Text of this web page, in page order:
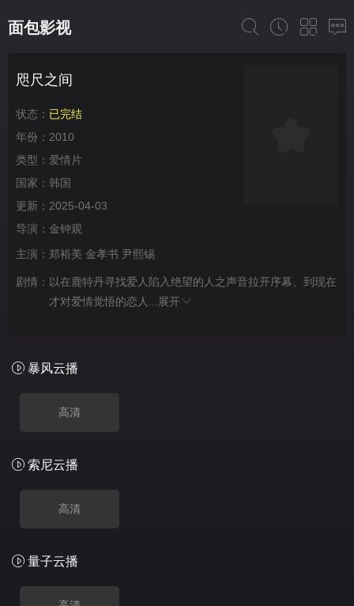
面包影视
咫尺之间
状态： 已完结
年份： 2010
类型： 爱情片
国家： 韩国
更新： 2025-04-03
导演： 金钟观
主演： 郑裕美 金孝书 尹熙锡
剧情： 以在鹿特丹寻找爱人陷入绝望的人之声音拉开序幕、到现在
才对爱情觉悟的恋人...
展开
暴风云播
高清
索尼云播
高清
量子云播